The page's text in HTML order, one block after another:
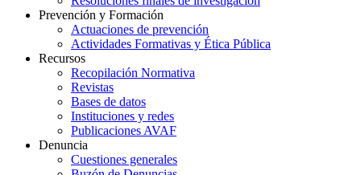
Prevención y Formación
Actuaciones de prevención
Actividades Formativas y Ética Pública
Recursos
Recopilación Normativa
Revistas
Bases de datos
Instituciones y redes
Publicaciones AVAF
Denuncia
Cuestiones generales